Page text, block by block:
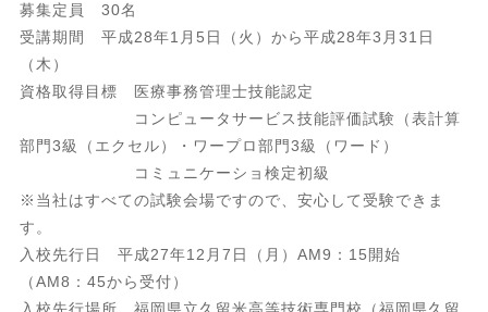
募集定員 30名
受講期間 平成28年1月5日（火）から平成28年3月31日
（木）
資格取得目標 医療事務管理士技能認定
コンピュータサービス技能評価試験（表計算
部門3級（エクセル）・ワープロ部門3級（ワード）
コミュニケーショ検定初級
※当社はすべての試験会場ですので、安心して受験できま
す。
入校先行日 平成27年12月7日（月）AM9：15開始
（AM8：45から受付）